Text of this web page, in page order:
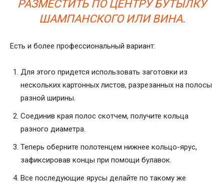
РАЗМЕСТИТЬ ПО ЦЕНТРУ БУТЫЛКУ
ШАМПАНСКОГО ИЛИ ВИНА.
Есть и более профессиональный вариант:
Для этого придется использовать заготовки из
нескольких картонных листов, разрезанных на полосы
разной ширины.
Соединив края полос скотчем, получите кольца
разного диаметра.
Теперь оберните полотенцем нижнее кольцо-ярус,
зафиксировав концы при помощи булавок.
Все последующие ярусы делайте по такому же